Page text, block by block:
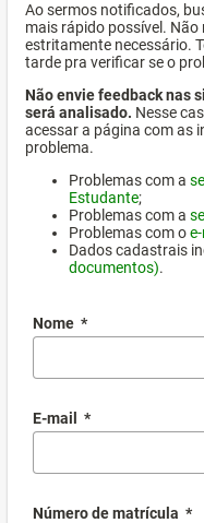
Ao sermos notificados,
mais rápido possível.
estritamente necessário.
tarde pra verificar se o
Não envie feedback nas
será analisado. Nesse
acessar a página com as
problema.
Problemas com a
Estudante;
Problemas com a
Problemas com o
Dados cadastrais
documentos).
Nome *
E-mail *
Número de matrícula *